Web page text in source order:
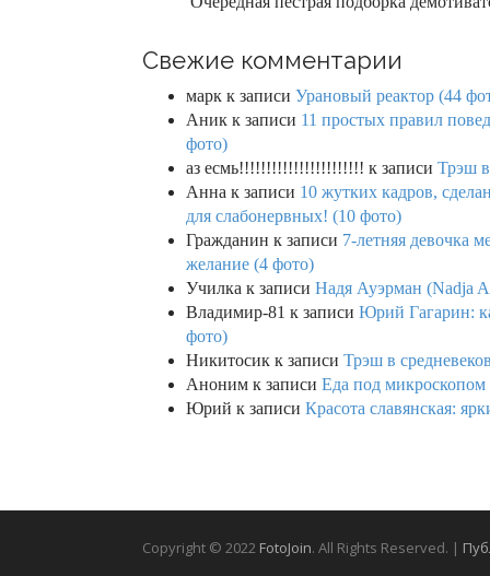
Свежие комментарии
марк к записи Урановый реактор (44
Аник к записи 11 простых правил
фото)
аз есмь!!!!!!!!!!!!!!!!!!!!!!! к записи Трэш в
Анна к записи 10 жутких кадров,
для слабонервных! (10 фото)
Гражданин к записи 7-летняя девочка
желание (4 фото)
Училка к записи Надя Ауэрман (Nadja
Владимир-81 к записи Юрий Гагарин:
фото)
Никитосик к записи Трэш в
Аноним к записи Еда под микроскопом
Юрий к записи Красота славянская:
Copyright © 2022 FotoJoin. All Rights Reserved. |